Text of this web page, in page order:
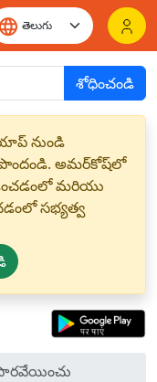
శోధించండి
నుండి
పొందండి. అమర్‌కోష్‌లో
మరియు
సభ్యత్వ